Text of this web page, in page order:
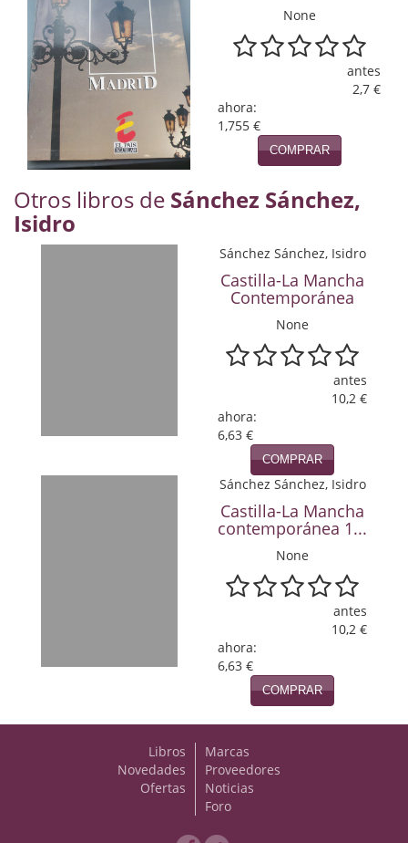
Naturaleza
Novela Extranjera
Novela fantástica
Novela romántica
None
antes
2,7 €
ahora:
1,755 €
COMPRAR
Otros libros de Sánchez Sánchez,
Isidro
Sánchez Sánchez, Isidro
Castilla-La Mancha
Contemporánea
None
antes
10,2 €
ahora:
6,63 €
COMPRAR
Sánchez Sánchez, Isidro
Castilla-La Mancha
contemporánea 1...
None
antes
10,2 €
ahora:
6,63 €
COMPRAR
Libros
Novedades
Ofertas
Marcas
Proveedores
Noticias
Foro